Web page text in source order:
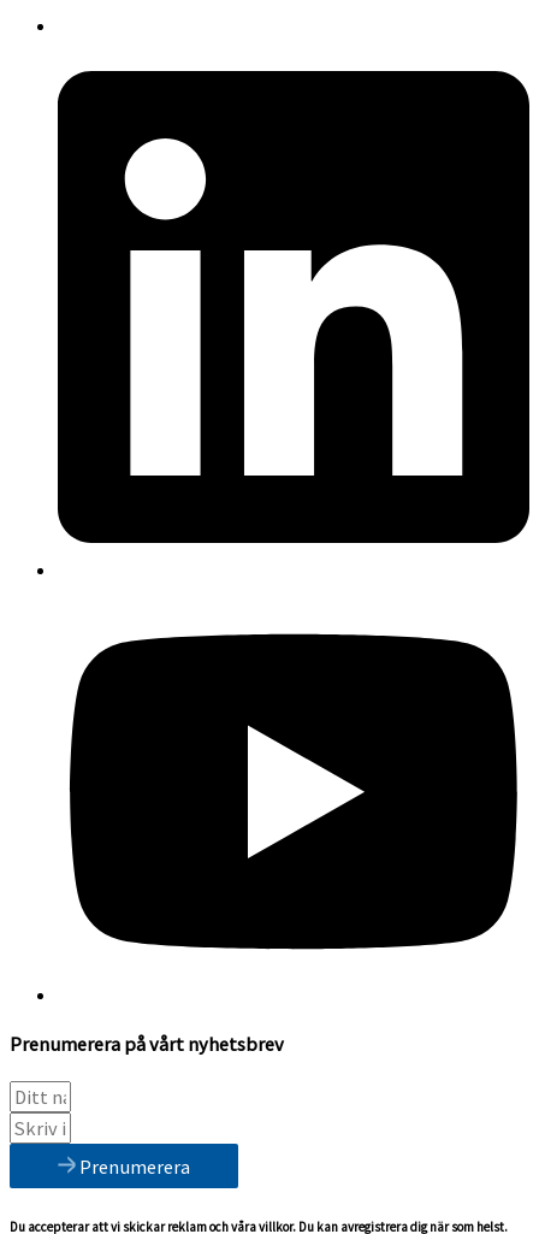
Prenumerera på vårt nyhetsbrev
Prenumerera
Du accepterar att vi skickar reklam och våra villkor. Du kan avregistrera dig när som helst.